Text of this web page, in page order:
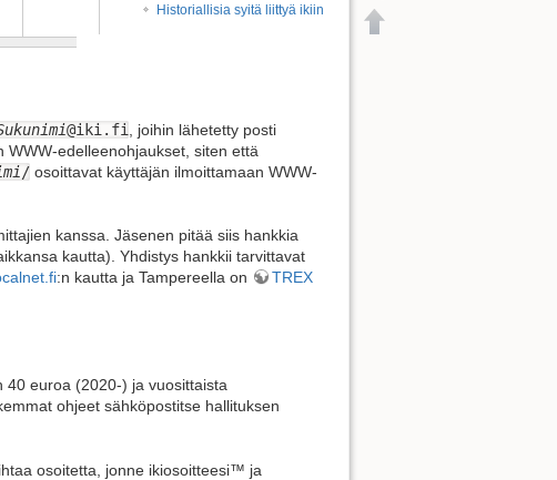
Historiallisia syitä liittyä ikiin
@iki.fi
, joihin lähetetty posti
edelleenohjaukset, siten että
/ osoittavat käyttäjän ilmoittamaan WWW-
kanssa. Jäsenen pitää siis hankkia
kautta). Yhdistys hankkii tarvittavat
:n kautta ja Tampereella on
TREX
40 euroa (2020-) ja vuosittaista
ohjeet sähköpostitse hallituksen
osoitetta, jonne ikiosoitteesi™ ja